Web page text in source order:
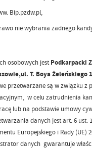
Bip.pzdw.pl,
nie wybrania żadnego
osobowych jestPodkarpacki
T. Boya Żeleńskiego
przetwarzane są w związku z
w celu zatrudnienia
lub na podstawie umowy
danych jest art. 6 ust.
Europejskiego i Rady (UE)
danych gwarantuje